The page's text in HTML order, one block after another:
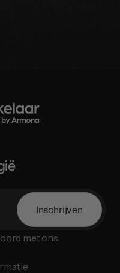
Inschrijven
met ons